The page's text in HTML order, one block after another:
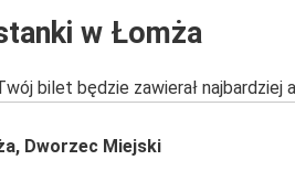
w Łomża
bilet będzie zawierał najbardziej
Dworzec Miejski